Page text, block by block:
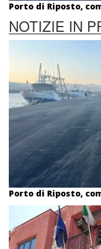
Porto di Riposto,
NOTIZIE IN
Porto di Riposto,